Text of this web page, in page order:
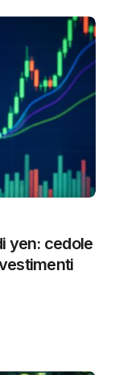
yen: cedole